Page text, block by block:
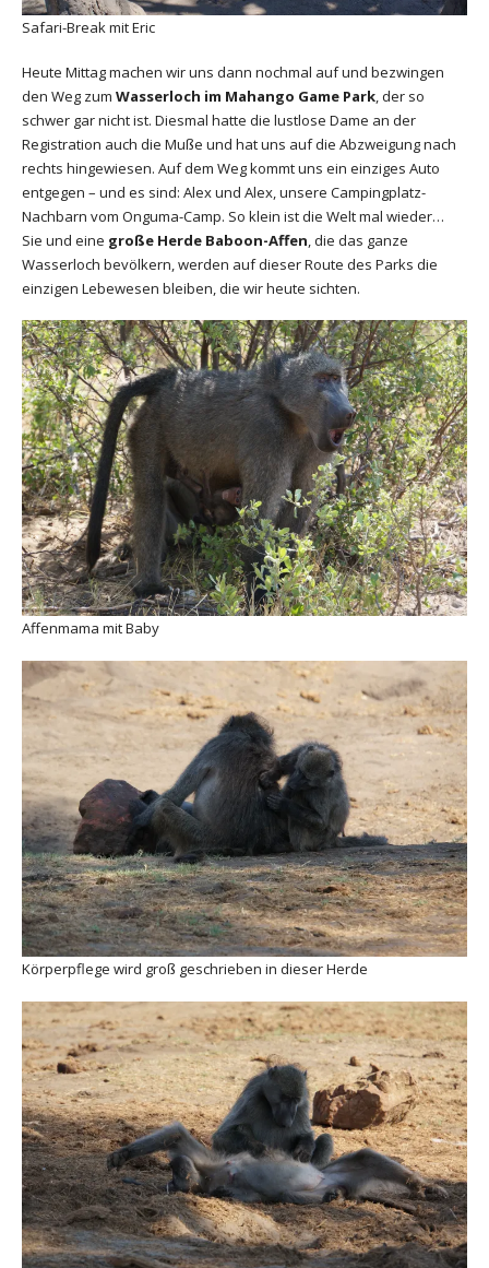
Safari-Break mit Eric
Heute Mittag machen wir uns dann nochmal auf und bezwingen
den Weg zum Wasserloch im Mahango Game Park, der so
schwer gar nicht ist. Diesmal hatte die lustlose Dame an der
Registration auch die Muße und hat uns auf die Abzweigung nach
rechts hingewiesen. Auf dem Weg kommt uns ein einziges Auto
entgegen – und es sind: Alex und Alex, unsere Campingplatz-
Nachbarn vom Onguma-Camp. So klein ist die Welt mal wieder…
Sie und eine große Herde Baboon-Affen, die das ganze
Wasserloch bevölkern, werden auf dieser Route des Parks die
einzigen Lebewesen bleiben, die wir heute sichten.
Affenmama mit Baby
Körperpflege wird groß geschrieben in dieser Herde